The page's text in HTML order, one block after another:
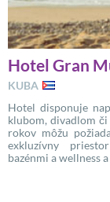
Hotel Gran
KUBA
Hotel disponuje
klubom, divadlom
rokov môžu
exkluzívny
bazénmi a wellness